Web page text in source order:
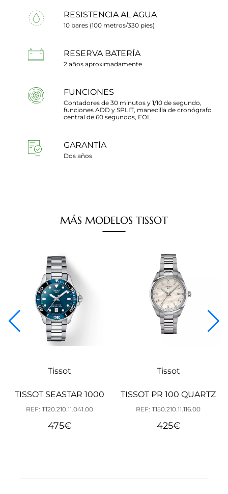
RESISTENCIA AL AGUA
10 bares (100 metros/330 pies)
RESERVA BATERÍA
2 años aproximadamente
FUNCIONES
Contadores de 30 minutos y 1/10 de segundo,
funciones ADD y SPLIT, manecilla de cronógrafo
central de 60 segundos, EOL
GARANTÍA
Dos años
MÁS MODELOS TISSOT
Tissot
TISSOT SEASTAR 1000
REF: T120.210.11.041.00
475€
Tissot
TISSOT PR 100 QUARTZ
REF: T150.210.11.116.00
425€